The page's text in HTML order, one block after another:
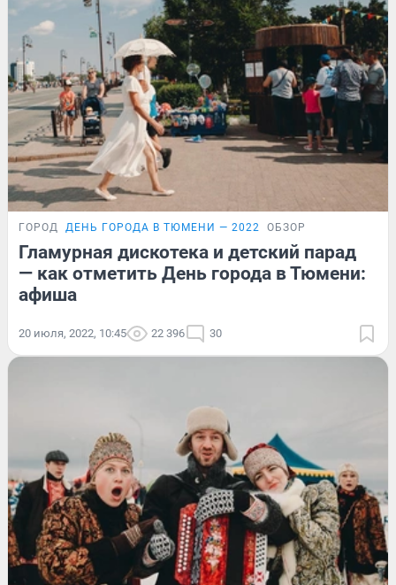
ГОРОД ДЕНЬ ГОРОДА В ТЮМЕНИ — 2022 ОБЗОР
Гламурная дискотека и детский парад
— как отметить День города в Тюмени:
афиша
20 июля, 2022, 10:45 22 396 30